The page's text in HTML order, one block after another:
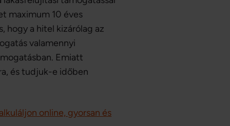
maximum 10 éves
hogy a hitel kizárólag az
valamennyi
Emiatt
és tudjuk-e időben
online, gyorsan és